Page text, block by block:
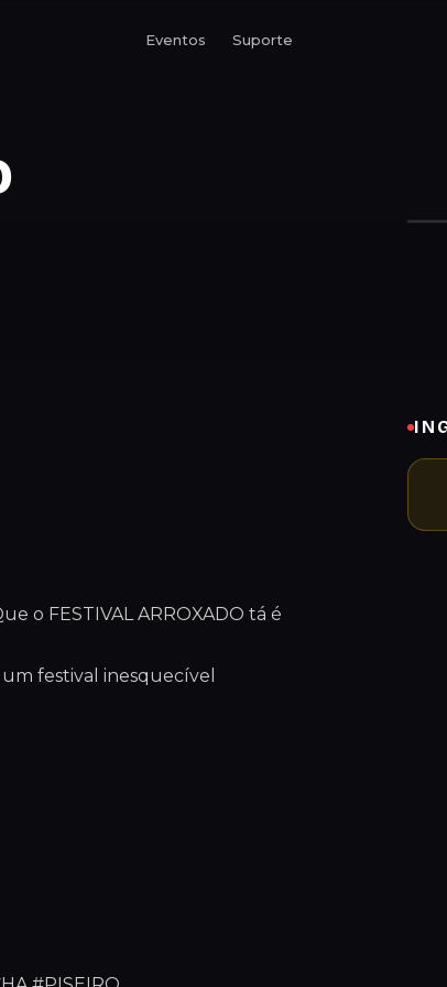
Eventos Suporte
o FESTIVAL ARROXADO tá é
festival inesquecível